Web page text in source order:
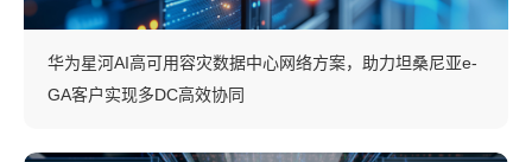
华为星河AI高可用容灾数据中心网络方案，助力坦桑尼亚e-
GA客户实现多DC高效协同